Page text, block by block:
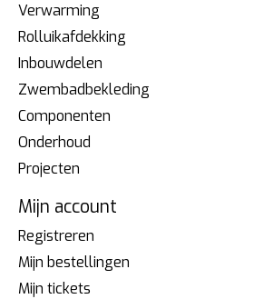
Verwarming
Rolluikafdekking
Inbouwdelen
Zwembadbekleding
Componenten
Onderhoud
Projecten
Mijn account
Registreren
Mijn bestellingen
Mijn tickets